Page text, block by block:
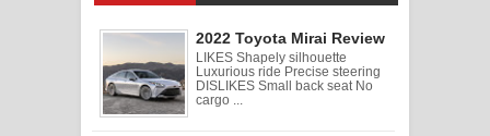
2022 Toyota Mirai Review
LIKES Shapely silhouette
Luxurious ride Precise steering
DISLIKES Small back seat No
cargo ...